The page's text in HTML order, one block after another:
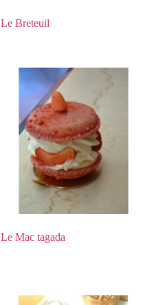
Le Breteuil
Le Mac tagada